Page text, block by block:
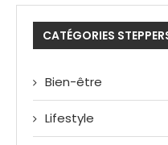
CATÉGORIES
Bien-être
Lifestyle